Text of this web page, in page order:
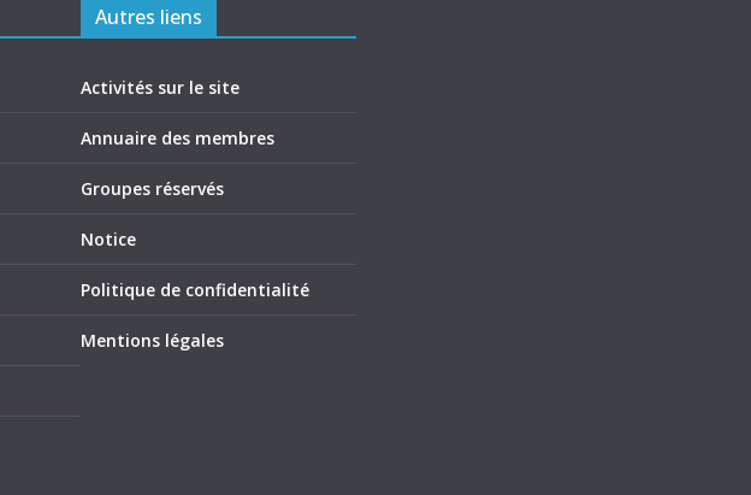
Autres liens
Activités sur le site
Annuaire des membres
Groupes réservés
Notice
Politique de confidentialité
Mentions légales